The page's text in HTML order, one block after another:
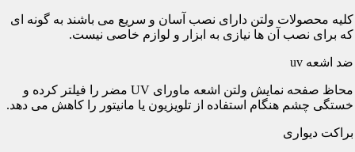
کلیه محصولات ولتن دارای نصب آسان و سریع می باشند به گونه ای
که برای نصب آن ها نیازی به ابزار و لوازم خاصی نیست.
ضد اشعه uv
محاظ صفحه نمایش ولتن اشعه ماورای UV مضر را فیلتر کرده و
خستگی چشم هنگام استفاده از تلویزیون یا مانیتور را کاهش می دهد.
براکت دیواری